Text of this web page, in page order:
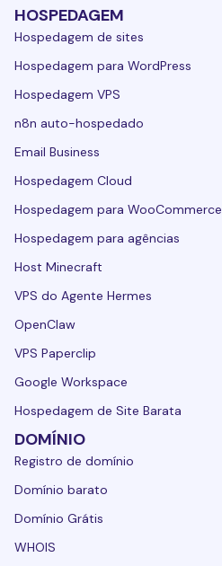
HOSPEDAGEM
Hospedagem de sites
Hospedagem para WordPress
Hospedagem VPS
n8n auto-hospedado
Email Business
Hospedagem Cloud
Hospedagem para WooCommerce
Hospedagem para agências
Host Minecraft
VPS do Agente Hermes
OpenClaw
VPS Paperclip
Google Workspace
Hospedagem de Site Barata
DOMÍNIO
Registro de domínio
Domínio barato
Domínio Grátis
WHOIS